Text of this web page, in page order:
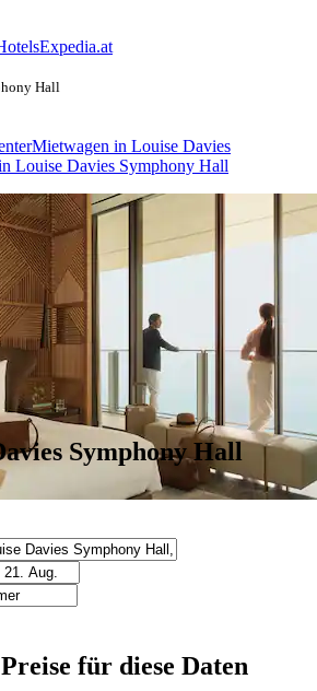
Expedia.at
Hall
Mietwagen in Louise Davies
Louise Davies Symphony Hall
Symphony Hall
für diese Daten